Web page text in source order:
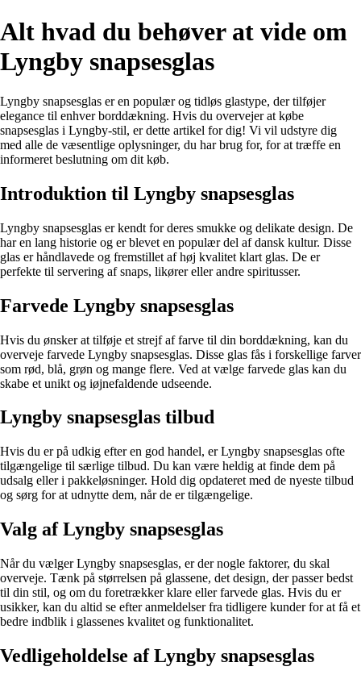
Alt hvad du behøver at vide om
Lyngby snapsesglas
Lyngby snapsesglas er en populær og tidløs glastype, der tilføjer
elegance til enhver borddækning. Hvis du overvejer at købe
snapsesglas i Lyngby-stil, er dette artikel for dig! Vi vil udstyre dig
med alle de væsentlige oplysninger, du har brug for, for at træffe en
informeret beslutning om dit køb.
Introduktion til Lyngby snapsesglas
Lyngby snapsesglas er kendt for deres smukke og delikate design. De
har en lang historie og er blevet en populær del af dansk kultur. Disse
glas er håndlavede og fremstillet af høj kvalitet klart glas. De er
perfekte til servering af snaps, likører eller andre spiritusser.
Farvede Lyngby snapsesglas
Hvis du ønsker at tilføje et strejf af farve til din borddækning, kan du
overveje farvede Lyngby snapsesglas. Disse glas fås i forskellige farver
som rød, blå, grøn og mange flere. Ved at vælge farvede glas kan du
skabe et unikt og iøjnefaldende udseende.
Lyngby snapsesglas tilbud
Hvis du er på udkig efter en god handel, er Lyngby snapsesglas ofte
tilgængelige til særlige tilbud. Du kan være heldig at finde dem på
udsalg eller i pakkeløsninger. Hold dig opdateret med de nyeste tilbud
og sørg for at udnytte dem, når de er tilgængelige.
Valg af Lyngby snapsesglas
Når du vælger Lyngby snapsesglas, er der nogle faktorer, du skal
overveje. Tænk på størrelsen på glassene, det design, der passer bedst
til din stil, og om du foretrækker klare eller farvede glas. Hvis du er
usikker, kan du altid se efter anmeldelser fra tidligere kunder for at få et
bedre indblik i glassenes kvalitet og funktionalitet.
Vedligeholdelse af Lyngby snapsesglas